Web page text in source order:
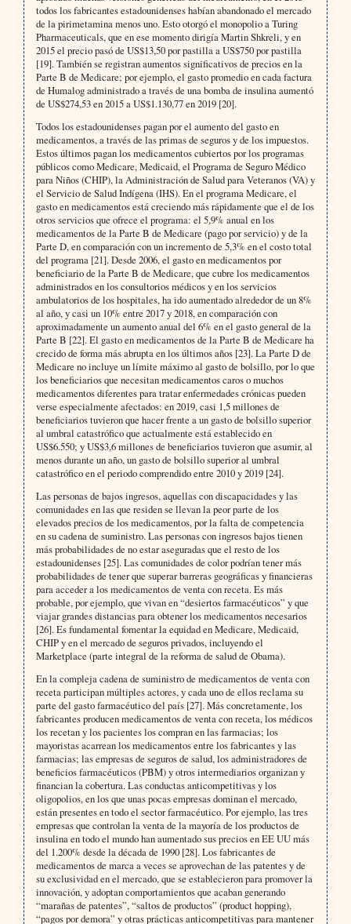
todos los fabricantes estadounidenses habían abandonado el mercado
de la pirimetamina menos uno. Esto otorgó el monopolio a Turing
Pharmaceuticals, que en ese momento dirigía Martin Shkreli, y en
2015 el precio pasó de US$13,50 por pastilla a US$750 por pastilla
[19]. También se registran aumentos significativos de precios en la
Parte B de Medicare; por ejemplo, el gasto promedio en cada factura
de Humalog administrado a través de una bomba de insulina aumentó
de US$274,53 en 2015 a US$1.130,77 en 2019 [20].
Todos los estadounidenses pagan por el aumento del gasto en
medicamentos, a través de las primas de seguros y de los impuestos.
Estos últimos pagan los medicamentos cubiertos por los programas
públicos como Medicare, Medicaid, el Programa de Seguro Médico
para Niños (CHIP), la Administración de Salud para Veteranos (VA) y
el Servicio de Salud Indígena (IHS). En el programa Medicare, el
gasto en medicamentos está creciendo más rápidamente que el de los
otros servicios que ofrece el programa: el 5,9% anual en los
medicamentos de la Parte B de Medicare (pago por servicio) y de la
Parte D, en comparación con un incremento de 5,3% en el costo total
del programa [21]. Desde 2006, el gasto en medicamentos por
beneficiario de la Parte B de Medicare, que cubre los medicamentos
administrados en los consultorios médicos y en los servicios
ambulatorios de los hospitales, ha ido aumentado alrededor de un 8%
al año, y casi un 10% entre 2017 y 2018, en comparación con
aproximadamente un aumento anual del 6% en el gasto general de la
Parte B [22]. El gasto en medicamentos de la Parte B de Medicare ha
crecido de forma más abrupta en los últimos años [23]. La Parte D de
Medicare no incluye un límite máximo al gasto de bolsillo, por lo que
los beneficiarios que necesitan medicamentos caros o muchos
medicamentos diferentes para tratar enfermedades crónicas pueden
verse especialmente afectados: en 2019, casi 1,5 millones de
beneficiarios tuvieron que hacer frente a un gasto de bolsillo superior
al umbral catastrófico que actualmente está establecido en
US$6.550; y US$3,6 millones de beneficiarios tuvieron que asumir, al
menos durante un año, un gasto de bolsillo superior al umbral
catastrófico en el periodo comprendido entre 2010 y 2019 [24].
Las personas de bajos ingresos, aquellas con discapacidades y las
comunidades en las que residen se llevan la peor parte de los
elevados precios de los medicamentos, por la falta de competencia
en su cadena de suministro. Las personas con ingresos bajos tienen
más probabilidades de no estar aseguradas que el resto de los
estadounidenses [25]. Las comunidades de color podrían tener más
probabilidades de tener que superar barreras geográficas y financieras
para acceder a los medicamentos de venta con receta. Es más
probable, por ejemplo, que vivan en “desiertos farmacéuticos” y que
viajar grandes distancias para obtener los medicamentos necesarios
[26]. Es fundamental fomentar la equidad en Medicare, Medicaid,
CHIP y en el mercado de seguros privados, incluyendo el
Marketplace (parte integral de la reforma de salud de Obama).
En la compleja cadena de suministro de medicamentos de venta con
receta participan múltiples actores, y cada uno de ellos reclama su
parte del gasto farmacéutico del país [27]. Más concretamente, los
fabricantes producen medicamentos de venta con receta, los médicos
los recetan y los pacientes los compran en las farmacias; los
mayoristas acarrean los medicamentos entre los fabricantes y las
farmacias; las empresas de seguros de salud, los administradores de
beneficios farmacéuticos (PBM) y otros intermediarios organizan y
financian la cobertura. Las conductas anticompetitivas y los
oligopolios, en los que unas pocas empresas dominan el mercado,
están presentes en todo el sector farmacéutico. Por ejemplo, las tres
empresas que controlan la venta de la mayoría de los productos de
insulina en todo el mundo han aumentado sus precios en EE UU más
del 1.200% desde la década de 1990 [28]. Los fabricantes de
medicamentos de marca a veces se aprovechan de las patentes y de
su exclusividad en el mercado, que se establecieron para promover la
innovación, y adoptan comportamientos que acaban generando
“marañas de patentes”, “saltos de productos” (product hopping),
“pagos por demora” y otras prácticas anticompetitivas para mantener